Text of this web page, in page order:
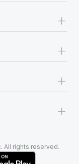
+
+
+
+
All rights reserved.